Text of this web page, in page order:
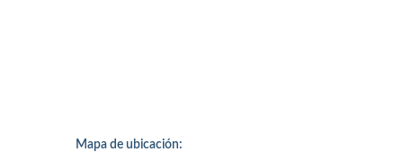
Mapa de ubicación: